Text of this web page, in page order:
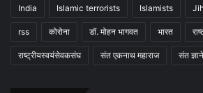
India Islamic terrorists Islamists
rss कोरोना डॉ. मोहन भागवत भारत
राष्ट्रीयस्वयंसेवकसंघ संत एकनाथ महाराज संत